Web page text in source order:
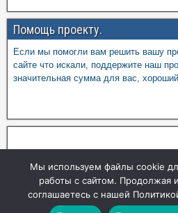
Помощь проекту.
Если мы помогли вам решить вашу
сайте что искали, поддержите наш
значительная сумма для вас,
Мы используем файлы cookie
работы с сайтом. Продолжая
соглашаетесь с нашей